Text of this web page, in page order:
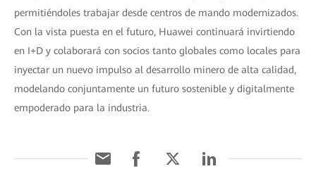
permitiéndoles trabajar desde centros de mando modernizados.
Con la vista puesta en el futuro, Huawei continuará invirtiendo
en I+D y colaborará con socios tanto globales como locales para
inyectar un nuevo impulso al desarrollo minero de alta calidad,
modelando conjuntamente un futuro sostenible y digitalmente
empoderado para la industria.